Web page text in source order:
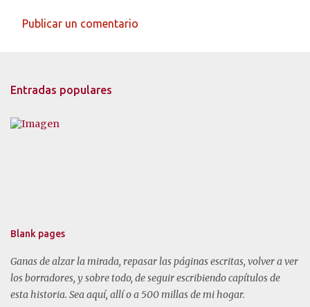
Publicar un comentario
Entradas populares
Blank pages
Ganas de alzar la mirada, repasar las páginas escritas, volver a ver
los borradores, y sobre todo, de seguir escribiendo capítulos de
esta historia. Sea aquí, allí o a 500 millas de mi hogar.